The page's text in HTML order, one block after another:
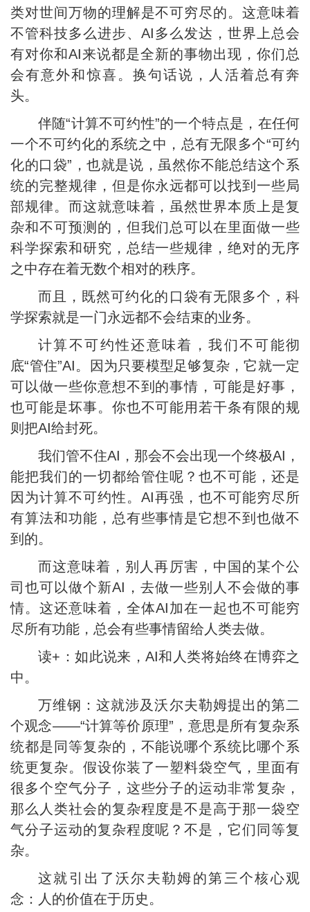
类对世间万物的理解是不可穷尽的。这意味着
不管科技多么进步、AI多么发达，世界上总会
有对你和AI来说都是全新的事物出现，你们总
会有意外和惊喜。换句话说，人活着总有奔
头。
伴随“计算不可约性”的一个特点是，在任何
一个不可约化的系统之中，总有无限多个“可约
化的口袋”，也就是说，虽然你不能总结这个系
统的完整规律，但是你永远都可以找到一些局
部规律。而这就意味着，虽然世界本质上是复
杂和不可预测的，但我们总可以在里面做一些
科学探索和研究，总结一些规律，绝对的无序
之中存在着无数个相对的秩序。
而且，既然可约化的口袋有无限多个，科
学探索就是一门永远都不会结束的业务。
计算不可约性还意味着，我们不可能彻
底“管住”AI。因为只要模型足够复杂，它就一定
可以做一些你意想不到的事情，可能是好事，
也可能是坏事。你也不可能用若干条有限的规
则把AI给封死。
我们管不住AI，那会不会出现一个终极AI，
能把我们的一切都给管住呢？也不可能，还是
因为计算不可约性。AI再强，也不可能穷尽所
有算法和功能，总有些事情是它想不到也做不
到的。
而这意味着，别人再厉害，中国的某个公
司也可以做个新AI，去做一些别人不会做的事
情。这还意味着，全体AI加在一起也不可能穷
尽所有功能，总会有些事情留给人类去做。
读+：如此说来，AI和人类将始终在博弈之
中。
万维钢：这就涉及沃尔夫勒姆提出的第二
个观念——“计算等价原理”，意思是所有复杂系
统都是同等复杂的，不能说哪个系统比哪个系
统更复杂。假设你装了一塑料袋空气，里面有
很多个空气分子，这些分子的运动非常复杂，
那么人类社会的复杂程度是不是高于那一袋空
气分子运动的复杂程度呢？不是，它们同等复
杂。
这就引出了沃尔夫勒姆的第三个核心观
念：人的价值在于历史。